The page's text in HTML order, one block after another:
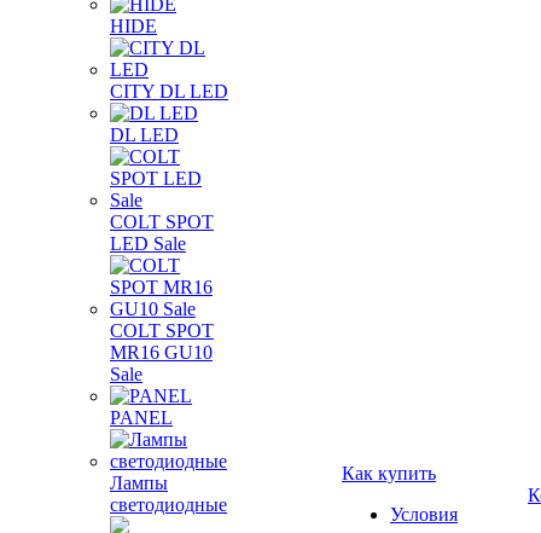
HIDE
CITY DL LED
DL LED
COLT SPOT
LED Sale
COLT SPOT
MR16 GU10
Sale
PANEL
Лампы
светодиодные
Как купить
Условия